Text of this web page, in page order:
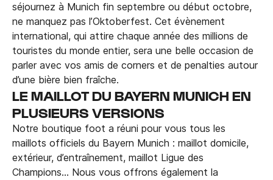
séjournez à Munich fin septembre ou début octobre,
ne manquez pas l’Oktoberfest. Cet évènement
international, qui attire chaque année des millions de
touristes du monde entier, sera une belle occasion de
parler avec vos amis de corners et de penalties autour
d’une bière bien fraîche.
LE MAILLOT DU BAYERN MUNICH EN
PLUSIEURS VERSIONS
Notre boutique foot a réuni pour vous tous les
maillots officiels du Bayern Munich : maillot domicile,
extérieur, d’entraînement, maillot Ligue des
Champions… Nous vous offrons également la